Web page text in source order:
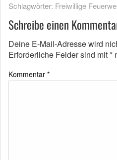
Schlagwörter: Freiwillige
Schreibe einen
Deine E-Mail-Adresse wird
Erforderliche Felder sind mit*
Kommentar *